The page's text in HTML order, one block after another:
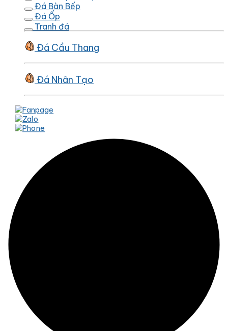
Đá Bàn Bếp
Đá Ốp
Tranh đá
Đá Cầu Thang
Đá Nhân Tạo